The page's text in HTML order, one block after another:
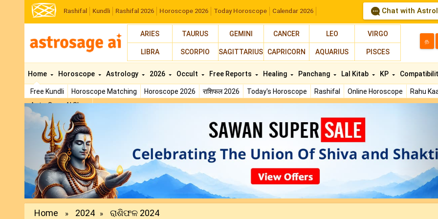
Rashifal Kundli Rashifal 2026 Horoscope 2026 Today Horoscope Calendar 2026 Chat with
ARIES TAURUS GEMINI CANCER LEO VIRGO
LIBRA SCORPIO SAGITTARIUS CAPRICORN AQUARIUS PISCES
த
Home
Free Kundli Horoscope Matching Horoscope 2026 राशिफल 2026 Today's Horoscope Rashifal Online Horoscope Rahu
AstroSage AI Shop
Horoscope Astrology 2026 Occult Free Reports Healing Panchang Lal Kitab KP
Previous
Home » 2024 » ରାଶିଫଳ 2024